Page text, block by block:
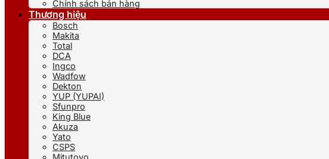
Chính sách bán hàng
Thương hiệu
Bosch
Makita
Total
DCA
Ingco
Wadfow
Dekton
YUP (YUPAI)
Sfunpro
King Blue
Akuza
Yato
CSPS
Mitutoyo